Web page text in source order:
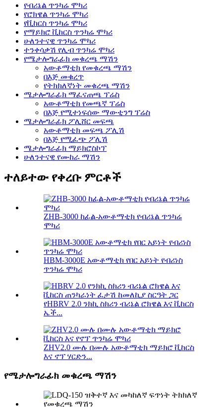
የብሪኔል ጥንካሬ ሞካሪ
የሮክዌል ጥንካሬ ሞካሪ
የቪከርስ ጥንካሬ ሞካሪ
የማይክሮ ቪከርስ ጥንካሬ ሞካሪ
ሁለንተናዊ ጥንካሬ ሞካሪ
ተንቀሳቃሽ የሊብ ጥንካሬ ሞካሪ
የሜታሎግራፊክ መቁረጫ ማሽን
አውቶማቲክ የመቁረጫ ማሽን
በእጅ መቁረጥ
የትክክለኛነት መቁረጫ ማሽን
ሜታሎግራፊክ ማፈናጠጫ ፕሬስ
አውቶማቲክ የመጫኛ ፕሬስ
በእጅ የሚተነፍሰው ማውቲንግ ፕሬስ
ሜታሎግራፊክ ፖሊሸር መፍጫ
አውቶማቲክ መፍጫ ፖሊሽ
በእጅ የሚፈጭ ፖሊሽ
ሜታሎግራፊክ ማይክሮስኮፕ
ሁለንተናዊ የሙከራ ማሽን
ተለይተው የቀረቡ ምርቶች
ZHB-3000 ከፊል-አውቶማቲክ የብሪኔል ጥንካሬ
ሞካሪ
HBM-3000E አውቶማቲክ የበር አይነት የብሪነስ
ጥንካሬ ሞካሪ
የHBRV 2.0 ንክኪ ስክሪን ብሪኔል ሮክዌል እና ቪከርስ
ኤች...
ZHV2.0 ሙሉ በሙሉ አውቶማቲክ ማይክሮ ቪከርስ
እና ኖፕ ሃርድን...
የሜታሎግራፊክ መቁረጫ ማሽን